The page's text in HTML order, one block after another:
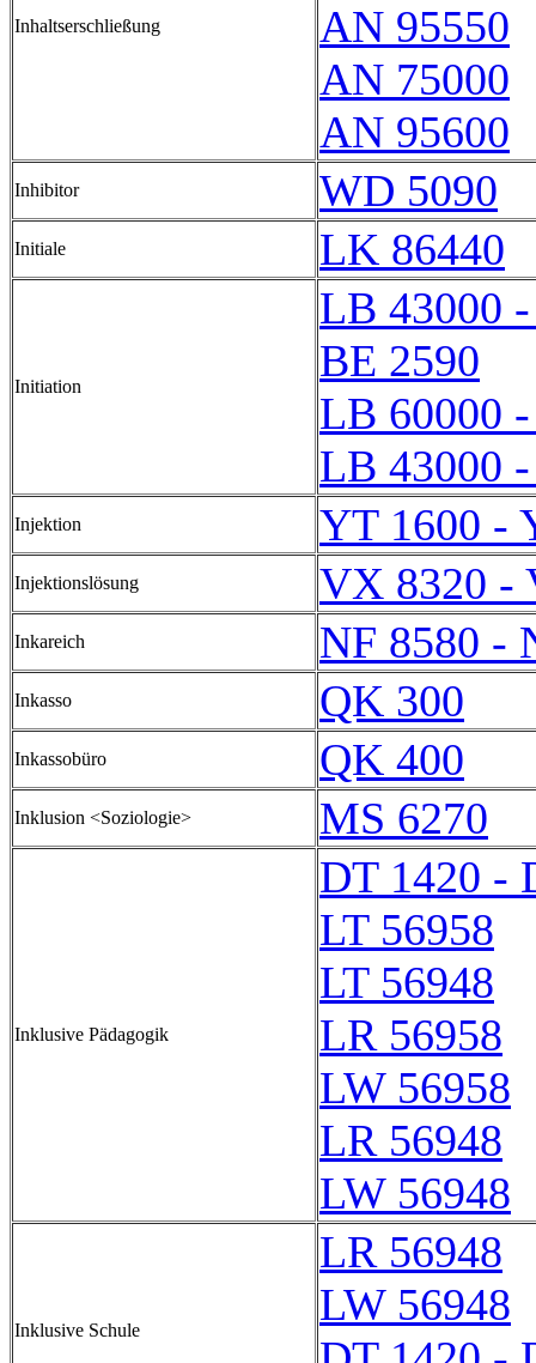
Inhaltserschließung
AN 95550
AN 75000
AN 95600
Inhibitor WD 5090
Initiale LK 86440
Initiation
LB 43000
BE 2590
LB 60000
LB 43000
Injektion YT 1600 -
Injektionslösung VX 8320 -
Inkareich NF 8580 -
Inkasso QK 300
Inkassobüro QK 400
Inklusion <Soziologie> MS 6270
Inklusive Pädagogik
DT 1420 -
LT 56958
LT 56948
LR 56958
LW 56958
LR 56948
LW 56948
Inklusive Schule
LR 56948
LW 56948